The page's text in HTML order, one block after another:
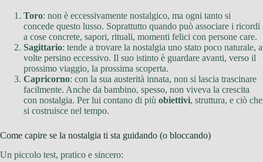
Toro: non è eccessivamente nostalgico, ma ogni tanto si
concede questo lusso. Soprattutto quando può associare i ricordi
a cose concrete, sapori, rituali, momenti felici con persone care.
Sagittario: tende a trovare la nostalgia uno stato poco naturale, a
volte persino eccessivo. Il suo istinto è guardare avanti, verso il
prossimo viaggio, la prossima scoperta.
Capricorno: con la sua austerità innata, non si lascia trascinare
facilmente. Anche da bambino, spesso, non viveva la crescita
con nostalgia. Per lui contano di più obiettivi, struttura, e ciò che
si costruisce nel tempo.
Come capire se la nostalgia ti sta guidando (o bloccando)
Un piccolo test, pratico e sincero: